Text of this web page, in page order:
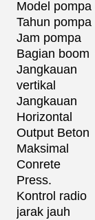
Model pompa
Tahun pompa
Jam pompa
Bagian boom
Jangkauan
vertikal
Jangkauan
Horizontal
Output Beton
Maksimal
Conrete
Press.
Kontrol radio
jarak jauh